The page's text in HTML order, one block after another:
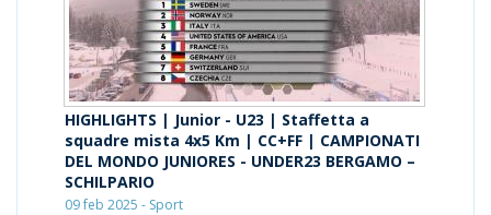
HIGHLIGHTS | Junior - U23 | Staffetta a
squadre mista 4x5 Km | CC+FF | CAMPIONATI
DEL MONDO JUNIORES - UNDER23 BERGAMO –
SCHILPARIO
09 feb 2025 - Sport